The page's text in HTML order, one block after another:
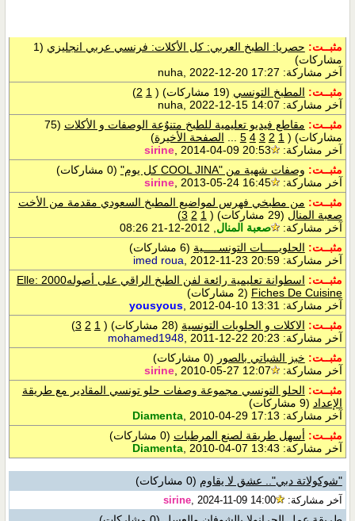
مثبــت: حصريا: الطبخ العربي: كل الأكلات: فرنسي عربي انجليزي
(1
مشاركات)
آخر مشاركة:
nuha , 2022-12-20 17:27
مثبــت: المطبخ التونسي (19 مشاركات) (
1
2
)
آخر مشاركة:
nuha , 2022-12-15 14:07
مثبــت: مقاطع فيديو تعليمية للطبخ متنوٌعة الوصفات و الأكلات
(75
مشاركات) (
1
2
3
4
5 الصفحة الأخيرة)
آخر مشاركة:
sirine, 2014-04-09 20:53
مثبــت: وصفات شهية من "COOL JINA كل يوم"
(0 مشاركات)
آخر مشاركة:
sirine, 2013-05-24 16:45
مثبــت: من مطبخي فهرس لمواضيع المطبخ السعودي مقدمة من الأخت
صعبة المنال (29 مشاركات) (
1
2
3
)
آخر مشاركة:
صعبة المنال
مثبــت: الحلويـــــات التونســـــية (6 مشاركات)
آخر مشاركة:
imed roua , 2012-11-23 20:59
مثبــت:
اسطوانة تعليمية رائعة لفن الطبخ الراقي على أصولهElle: 2000
Fiches De Cuisine (2 مشاركات)
آخر مشاركة:
yousyous, 2012-04-10 13:31
مثبــت: الاكلات و الحلويات التونسية (28 مشاركات) (
1
2
3
)
آخر مشاركة:
mohamed1948, 2011-12-22 20:23
مثبــت: خبز الشباتي بالصور (0 مشاركات)
آخر مشاركة:
sirine, 2010-05-27 12:07
مثبــت: الحلو التونسي مجموعة وصفات حلو تونسي المقادير مع طريقة
الإعداد (9 مشاركات)
آخر مشاركة:
Diamenta, 2010-04-29 17:13
مثبــت: أسهل طريقة لصنع المرطبات (0 مشاركات)
آخر مشاركة:
Diamenta, 2010-04-07 13:43
"شوكولاتة دبي".. عشق لا يقاوم (0 مشاركات)
آخر مشاركة: sirine, 2024-11-09 14:00